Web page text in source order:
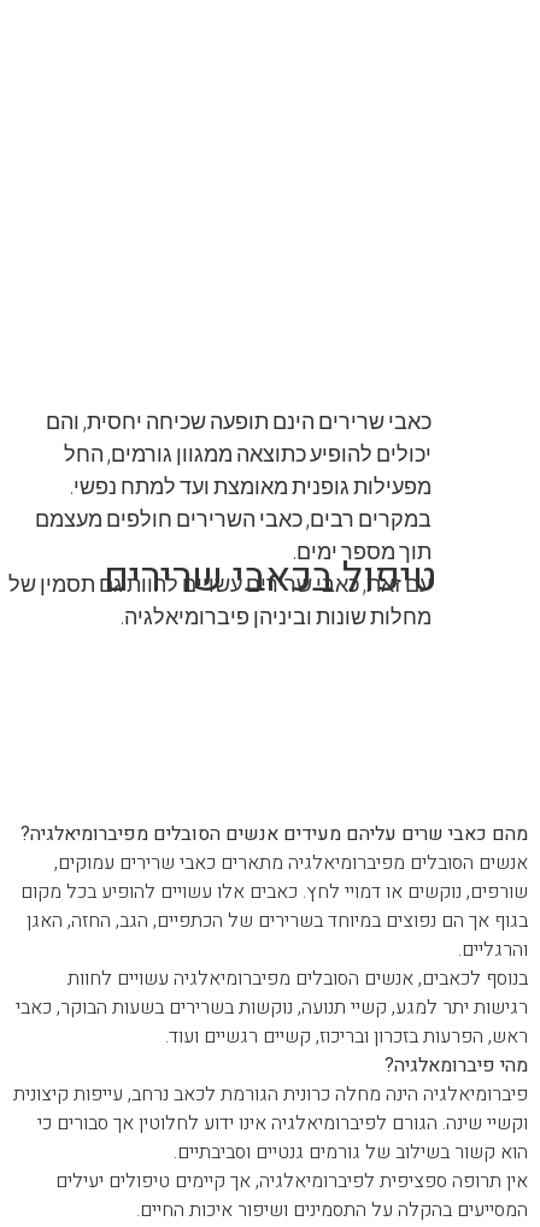
טיפול בכאבי שרירים
כאבי שרירים הינם תופעה שכיחה יחסית, והם
יכולים להופיע כתוצאה ממגוון גורמים, החל
מפעילות גופנית מאומצת ועד למתח נפשי.
במקרים רבים, כאבי השרירים חולפים מעצמם
תוך מספר ימים.
עם זאת, כאבי שרירים עשויים להוות גם תסמין של
מחלות שונות וביניהן פיברומיאלגיה.
מהם כאבי שרים עליהם מעידים אנשים הסובלים מפיברומיאלגיה?
אנשים הסובלים מפיברומיאלגיה מתארים כאבי שרירים עמוקים,
שורפים, נוקשים או דמויי לחץ. כאבים אלו עשויים להופיע בכל מקום
בגוף אך הם נפוצים במיוחד בשרירים של הכתפיים, הגב, החזה, האגן
והרגליים.
בנוסף לכאבים, אנשים הסובלים מפיברומיאלגיה עשויים לחוות
רגישות יתר למגע, קשיי תנועה, נוקשות בשרירים בשעות הבוקר, כאבי
ראש, הפרעות בזכרון ובריכוז, קשיים רגשיים ועוד.
מהי פיברומאלגיה?
פיברומיאלגיה הינה מחלה כרונית הגורמת לכאב נרחב, עייפות קיצונית
וקשיי שינה. הגורם לפיברומיאלגיה אינו ידוע לחלוטין אך סבורים כי
הוא קשור בשילוב של גורמים גנטיים וסביבתיים.
אין תרופה ספציפית לפיברומיאלגיה, אך קיימים טיפולים יעילים
המסייעים בהקלה על התסמינים ושיפור איכות החיים.